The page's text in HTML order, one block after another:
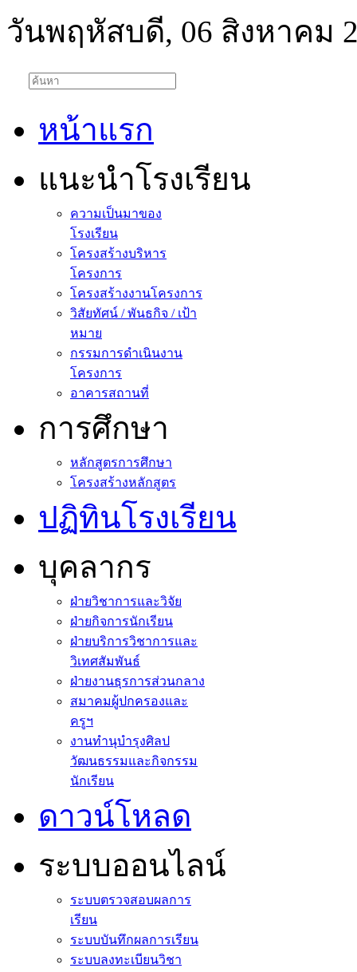
วันพฤหัสบดี, 06 สิงหาคม
หน้าแรก
แนะนำโรงเรียน
ความเป็นมาของ
โรงเรียน
โครงสร้างบริหาร
โครงการ
โครงสร้างงานโครงการ
วิสัยทัศน์ / พันธกิจ / เป้า
หมาย
กรรมการดำเนินงาน
โครงการ
อาคารสถานที่
การศึกษา
หลักสูตรการศึกษา
โครงสร้างหลักสูตร
ปฏิทินโรงเรียน
บุคลากร
ฝ่ายวิชาการและวิจัย
ฝ่ายกิจการนักเรียน
ฝ่ายบริการวิชาการและ
วิเทศสัมพันธ์
ฝ่ายงานธุรการส่วนกลาง
สมาคมผู้ปกครองและ
ครูฯ
งานทำนุบำรุงศิลป
วัฒนธรรมและกิจกรรม
นักเรียน
ดาวน์โหลด
ระบบออนไลน์
ระบบตรวจสอบผลการ
เรียน
ระบบบันทึกผลการเรียน
ระบบลงทะเบียนวิชา